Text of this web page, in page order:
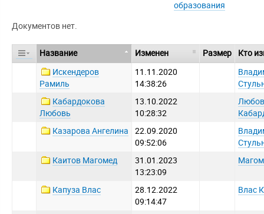
образования
Документов нет.
Название Изменен Размер
Кто
Искендеров
Рамиль
11.11.2020
14:38:26
Кабардокова
Любовь
13.10.2022
10:28:32
Казарова Ангелина
22.09.2020
09:52:06
Каитов Магомед
31.01.2023
13:23:09
Капуза Влас
28.12.2022
09:14:47
Влас